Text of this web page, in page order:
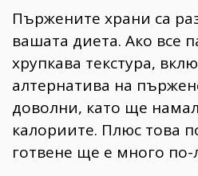
Пържените храни са
вашата диета. Ако все
хрупкава текстура,
алтернатива на
доволни, като ще
калориите. Плюс това
готвене ще е много по-